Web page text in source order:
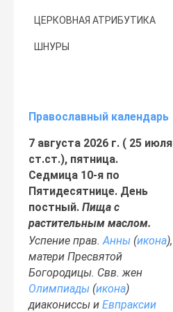
ЦЕРКОВНАЯ АТРИБУТИКА
ШНУРЫ
Православный календарь
7 августа 2026 г. ( 25 июля
ст.ст.), пятница.
Седмица 10-я по
Пятидесятнице. День
постный.Пища с
растительным маслом.
Успение прав.Анны (икона),
матери Пресвятой
Богородицы. Свв. жен
Олимпиады (икона)
диакониссы иЕвпраксии